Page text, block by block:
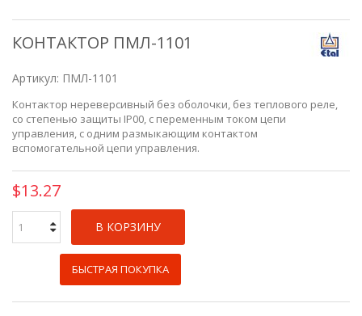
КОНТАКТОР ПМЛ-1101
Артикул: ПМЛ-1101
Контактор нереверсивный без оболочки, без теплового реле,
со степенью защиты IP00, c переменным током цепи
управления, с одним размыкающим контактом
вспомогательной цепи управления.
$13.27
В КОРЗИНУ
БЫСТРАЯ ПОКУПКА